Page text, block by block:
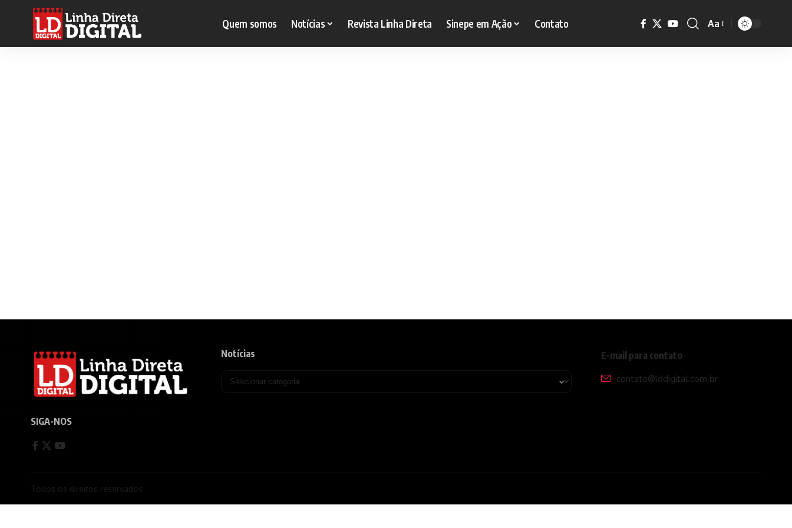
Quem somos Notícias Revista Linha Direta Sinepe em Ação Contato Aa
SIGA-NOS
Notícias E-mail para contato
contato@lddigital.com.br
Todos os direitos reservados